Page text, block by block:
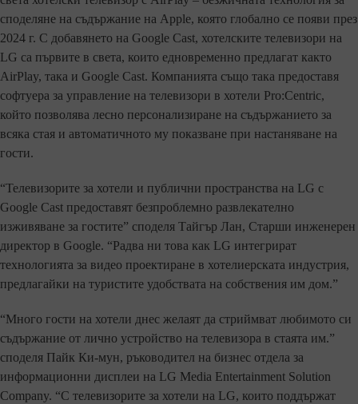
споделяне на съдържание на Apple, която глобално се появи през
2024 г. С добавянето на Google Cast, хотелските телевизори на
LG са първите в света, които едновременно предлагат както
AirPlay, така и Google Cast. Компанията също така предоставя
софтуера за управление на телевизори в хотели Pro:Centric,
който позволява лесно персонализиране на съдържанието за
всяка стая и автоматичното му показване при настаняване на
гости.
“Телевизорите за хотели и публични пространства на LG с
Google Cast предоставят безпроблемно развлекателно
изживяване за гостите” споделя Тайгър Лан, Старши инженерен
директор в Google. “Радва ни това как LG интегрират
технологията за видео проектиране в хотелиерската индустрия,
предлагайки на туристите удобствата на собствения им дом.”
“Много гости на хотели днес желаят да стриймват любимото си
съдържание от лично устройство на телевизора в стаята им.”
споделя Пайк Ки-мун, ръководител на бизнес отдела за
информационни дисплеи на LG Media Entertainment Solution
Company. “С телевизорите за хотели на LG, които поддържат